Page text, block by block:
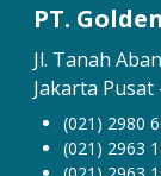
PT.
Jl. Tanah
Jakarta
(021) 2980
(021) 2963